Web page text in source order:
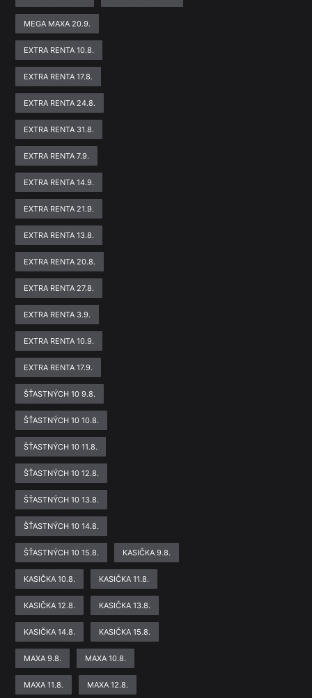
MEGA MAXA 20.9.
EXTRA RENTA 10.8.
EXTRA RENTA 17.8.
EXTRA RENTA 24.8.
EXTRA RENTA 31.8.
EXTRA RENTA 7.9.
EXTRA RENTA 14.9.
EXTRA RENTA 21.9.
EXTRA RENTA 13.8.
EXTRA RENTA 20.8.
EXTRA RENTA 27.8.
EXTRA RENTA 3.9.
EXTRA RENTA 10.9.
EXTRA RENTA 17.9.
ŠŤASTNÝCH 10 9.8.
ŠŤASTNÝCH 10 10.8.
ŠŤASTNÝCH 10 11.8.
ŠŤASTNÝCH 10 12.8.
ŠŤASTNÝCH 10 13.8.
ŠŤASTNÝCH 10 14.8.
ŠŤASTNÝCH 10 15.8. KASIČKA 9.8.
KASIČKA 10.8. KASIČKA 11.8.
KASIČKA 12.8. KASIČKA 13.8.
KASIČKA 14.8. KASIČKA 15.8.
MAXA 9.8. MAXA 10.8.
MAXA 11.8. MAXA 12.8.